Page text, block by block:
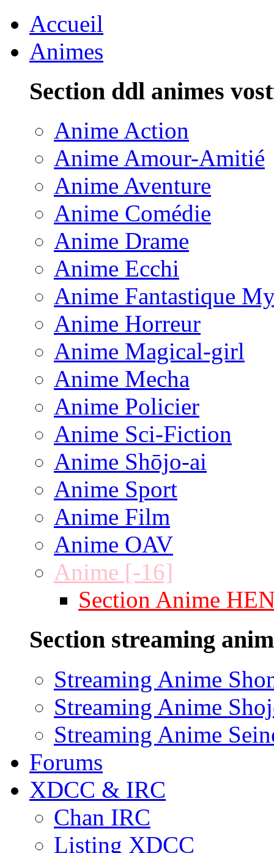
Accueil
Animes
Section ddl animes
Anime Action
Anime Amour-Amitié
Anime Aventure
Anime Comédie
Anime Drame
Anime Ecchi
Anime Fantastique
Anime Horreur
Anime Magical-girl
Anime Mecha
Anime Policier
Anime Sci-Fiction
Anime Shōjo-ai
Anime Sport
Anime Film
Anime OAV
Anime [-16]
Section Anime
Section streaming
Streaming Anime
Streaming Anime
Streaming Anime
Forums
XDCC & IRC
Chan IRC
Listing XDCC